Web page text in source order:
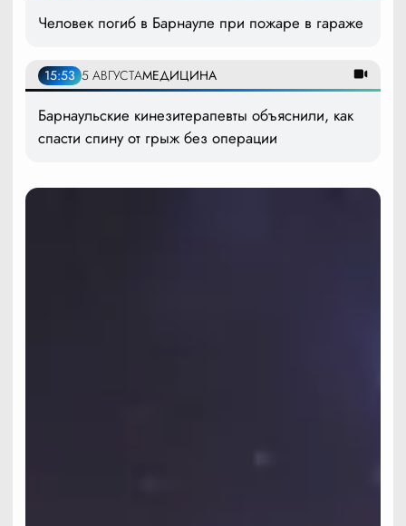
Человек погиб в Барнауле при пожаре в гараже
15:53 5 АВГУСТАМЕДИЦИНА
Барнаульские кинезитерапевты объяснили, как
спасти спину от грыж без операции